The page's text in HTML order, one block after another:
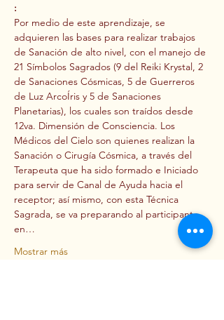
:
Por medio de este aprendizaje, se
adquieren las bases para realizar trabajos
de Sanación de alto nivel, con el manejo de
21 Símbolos Sagrados (9 del Reiki Krystal, 2
de Sanaciones Cósmicas, 5 de Guerreros
de Luz ArcoÍris y 5 de Sanaciones
Planetarias), los cuales son traídos desde
12va. Dimensión de Consciencia. Los
Médicos del Cielo son quienes realizan la
Sanación o Cirugía Cósmica, a través del
Terapeuta que ha sido formado e Iniciado
para servir de Canal de Ayuda hacia el
receptor; así mismo, con esta Técnica
Sagrada, se va preparando al participante
en…
Mostrar más